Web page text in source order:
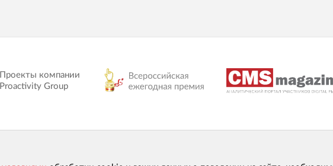
Проекты компании
Proactivity Group